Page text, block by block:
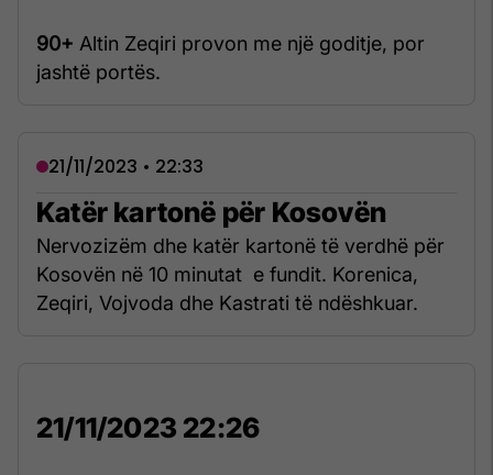
90+ Altin Zeqiri provon me një goditje, por
jashtë portës.
21/11/2023 • 22:33
Katër kartonë për Kosovën
Nervozizëm dhe katër kartonë të verdhë për
Kosovën në 10 minutat e fundit. Korenica,
Zeqiri, Vojvoda dhe Kastrati të ndëshkuar.
21/11/2023 22:26